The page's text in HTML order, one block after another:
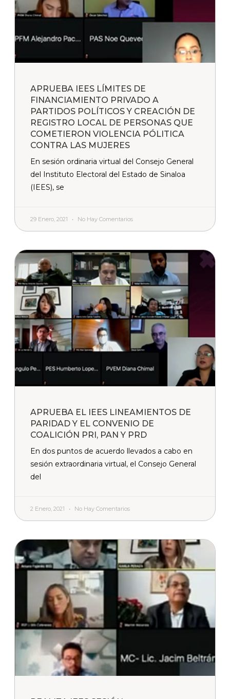
APRUEBA IEES LÍMITES DE
FINANCIAMIENTO PRIVADO A
PARTIDOS POLÍTICOS Y CREACIÓN DE
REGISTRO LOCAL DE PERSONAS QUE
COMETIERON VIOLENCIA PÓLITICA
CONTRA LAS MUJERES
En sesión ordinaria virtual del Consejo General
del Instituto Electoral del Estado de Sinaloa
(IEES), se
29 Enero, 2021 No Hay Comentarios
APRUEBA EL IEES LINEAMIENTOS DE
PARIDAD Y EL CONVENIO DE
COALICIÓN PRI, PAN Y PRD
En dos puntos de acuerdo llevados a cabo en
sesión extraordinaria virtual, el Consejo General
del
2 Enero, 2021 No Hay Comentarios